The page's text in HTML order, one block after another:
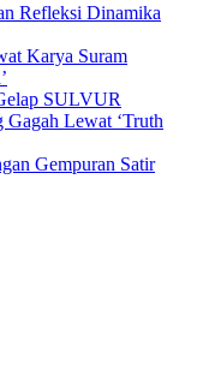
Refleksi Dinamika
Karya Suram
SULVUR
Lewat ‘Truth
Gempuran Satir